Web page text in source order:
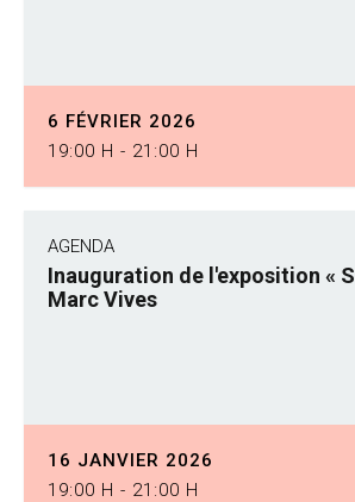
6 FÉVRIER 2026
19:00 H - 21:00 H
AGENDA
Inauguration de l'exposition «
Marc Vives
16 JANVIER 2026
19:00 H - 21:00 H